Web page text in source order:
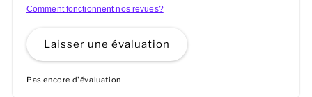
Comment fonctionnent nos revues?
Laisser une évaluation
Pas encore d'évaluation